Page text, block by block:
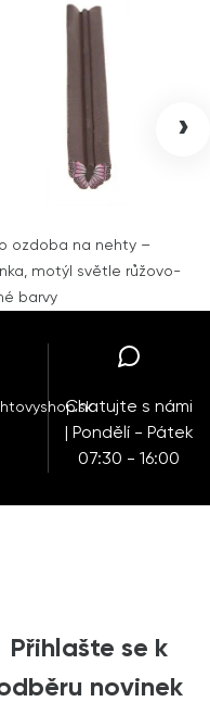
ozdoba na nehty –
motýl světle růžovo-
barvy
›
Chatujte s námi
| Pondělí - Pátek
07:30 - 16:00
Přihlašte se k
novinek